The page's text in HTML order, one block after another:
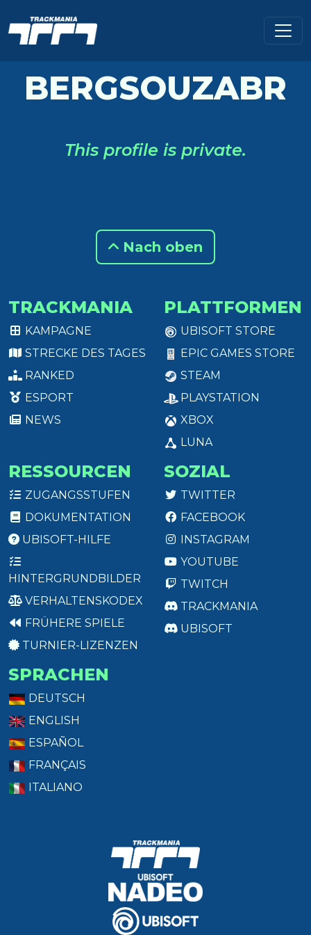
BERGSOUZABR
This profile is private.
Nach oben
TRACKMANIA
KAMPAGNE
STRECKE DES TAGES
RANKED
ESPORT
NEWS
PLATTFORMEN
UBISOFT STORE
EPIC GAMES STORE
STEAM
PLAYSTATION
XBOX
LUNA
RESSOURCEN
ZUGANGSSTUFEN
DOKUMENTATION
UBISOFT-HILFE
HINTERGRUNDBILDER
VERHALTENSKODEX
FRÜHERE SPIELE
TURNIER-LIZENZEN
SOZIAL
TWITTER
FACEBOOK
INSTAGRAM
YOUTUBE
TWITCH
TRACKMANIA
UBISOFT
SPRACHEN
DEUTSCH
ENGLISH
ESPAÑOL
FRANÇAIS
ITALIANO